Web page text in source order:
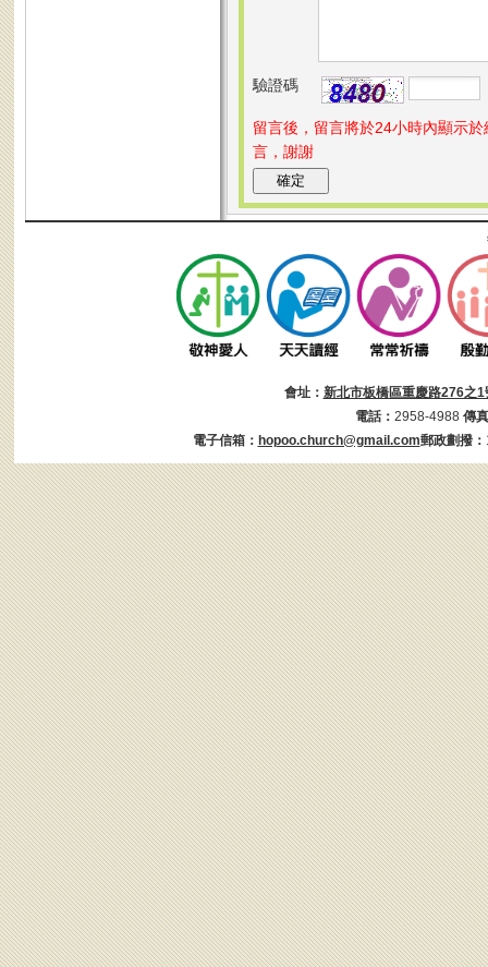
驗證碼
留言後，留言將於24小時內顯示
言，謝謝
會址： 新北市板橋區重慶路276之1
電話： 2958-4988 傳
電子信箱： hopoo.church@gmail.com郵政劃撥：